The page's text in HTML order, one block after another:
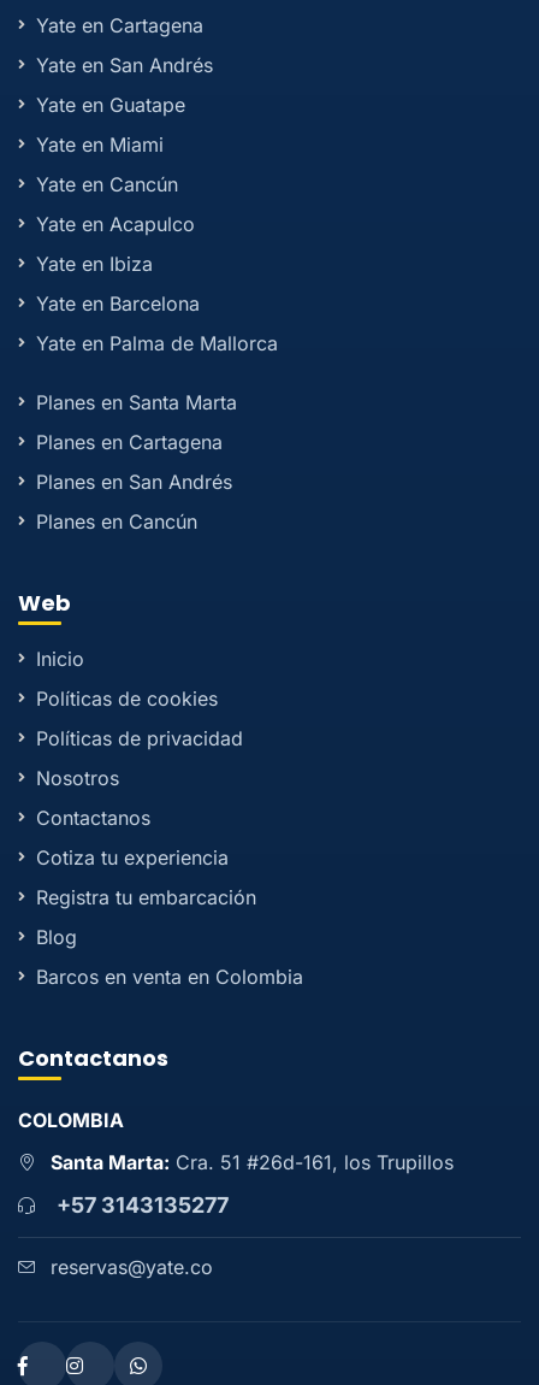
Yate en Cartagena
Yate en San Andrés
Yate en Guatape
Yate en Miami
Yate en Cancún
Yate en Acapulco
Yate en Ibiza
Yate en Barcelona
Yate en Palma de Mallorca
Planes en Santa Marta
Planes en Cartagena
Planes en San Andrés
Planes en Cancún
Web
Inicio
Políticas de cookies
Políticas de privacidad
Nosotros
Contactanos
Cotiza tu experiencia
Registra tu embarcación
Blog
Barcos en venta en Colombia
Contactanos
COLOMBIA
Santa Marta: Cra. 51 #26d-161, los Trupillos
+57 3143135277
reservas@yate.co